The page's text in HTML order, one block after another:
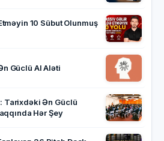
10 Sübut Olunmuş
Güclü AI Aləti
Tarixdəki Ən Güclü
Hər Şey